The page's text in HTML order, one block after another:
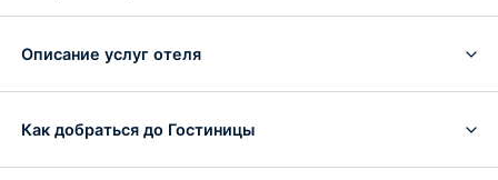
Описание услуг отеля
Как добраться до Гостиницы